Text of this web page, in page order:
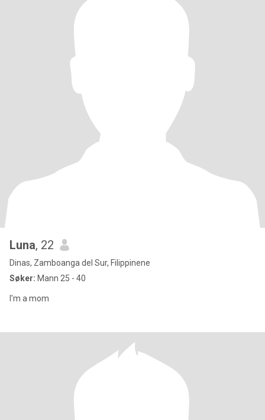
Luna, 22
Dinas, Zamboanga del Sur, Filippinene
Søker: Mann 25 - 40
I'm a mom